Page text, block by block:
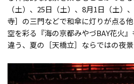
（土）、25日（土）、8月1日（土）
寺］の三門などで和傘に灯りが点る
空を彩る『海の京都みやづBAY花火
違う、夏の［天橋立］ならではの夜景